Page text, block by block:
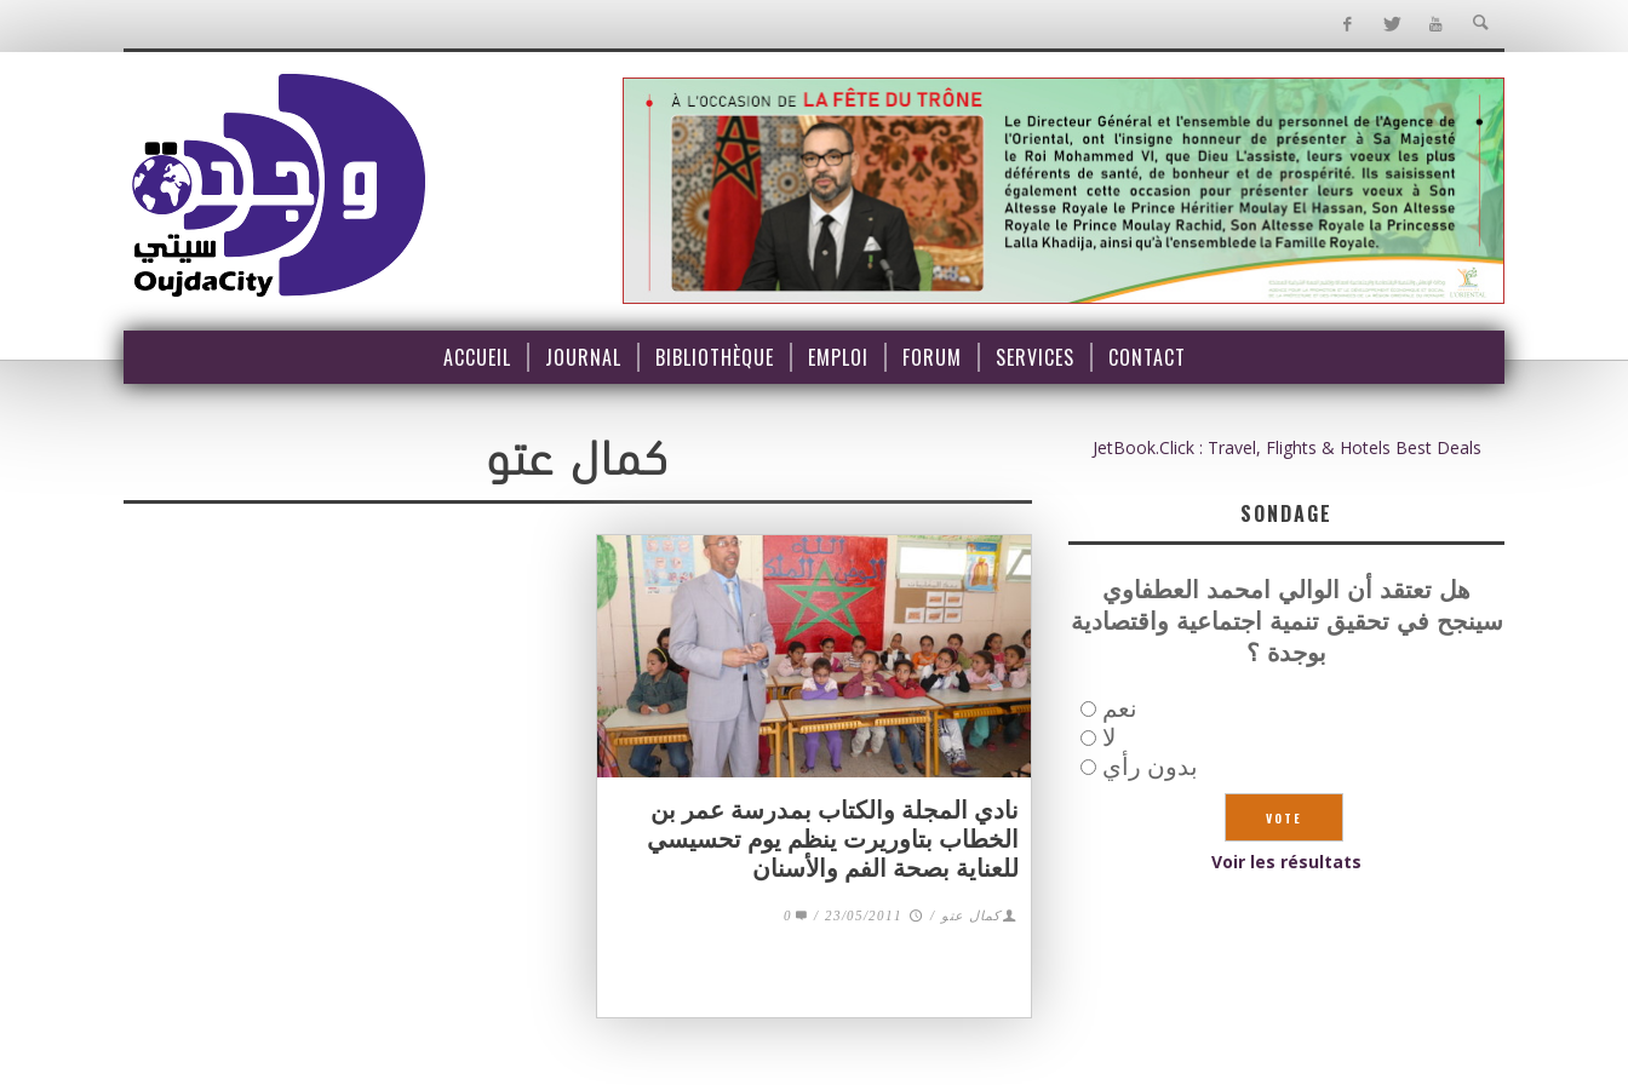
ACCUEIL JOURNAL BIBLIOTHÈQUE EMPLOI FORUM SERVICES CONTACT
كمال عتو
نادي المجلة والكتاب بمدرسة عمر بن
الخطاب بتاوريرت ينظم يوم تحسيسي
للعناية بصحة الفم والأسنان
كمال عتو /
23/05/2011
/
0
JetBook.Click : Travel, Flights & Hotels Best Deals
SONDAGE
هل تعتقد أن الوالي امحمد العطفاوي
سينجح في تحقيق تنمية اجتماعية واقتصادية
بوجدة ؟
نعم
لا
بدون رأي
Voir les résultats